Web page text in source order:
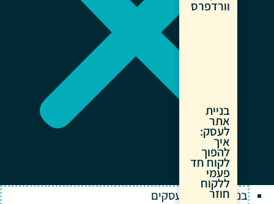
וורדפרס
בניית
אתר
לעסק:
איך
להפוך
לקוח חד
פעמי
ללקוח
חוזר
בניית אתרים לעסקים